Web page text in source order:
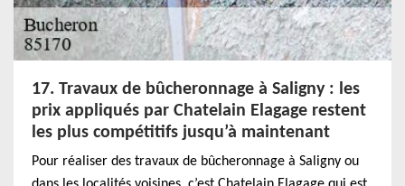
17. Travaux de bûcheronnage à Saligny : les
prix appliqués par Chatelain Elagage restent
les plus compétitifs jusqu’à maintenant
Pour réaliser des travaux de bûcheronnage à Saligny ou